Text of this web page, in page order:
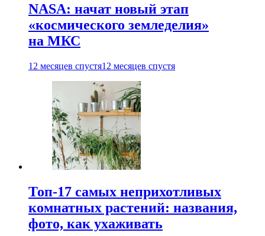
NASA: начат новый этап
«космического земледелия»
на МКС
12 месяцев спустя12 месяцев спустя
Топ-17 самых неприхотливых
комнатных растений: названия,
фото, как ухаживать